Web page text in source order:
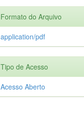
Formato do Arquivo
application/pdf
Tipo de Acesso
Acesso Aberto